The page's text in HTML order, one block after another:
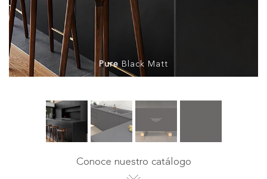
Pure Black Matt
Conoce nuestro catálogo